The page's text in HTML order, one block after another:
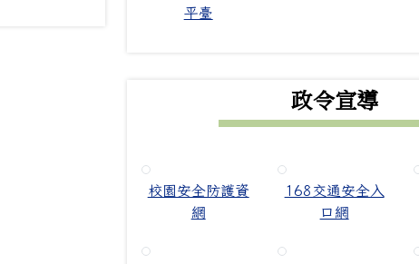
平臺
政令宣導
校園安全防護資
網
168交通安全入
口網